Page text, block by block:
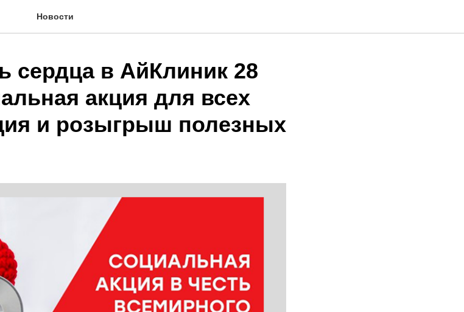
Новости
сердца в АйКлиник 28
акция для всех
и розыгрыш полезных